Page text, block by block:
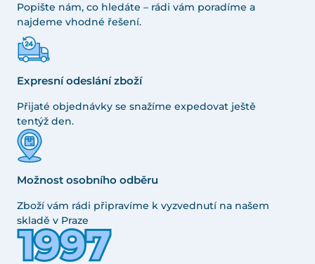
Popište nám, co hledáte – rádi vám poradíme a
najdeme vhodné řešení.
Expresní odeslání zboží
Přijaté objednávky se snažíme expedovat ještě
tentýž den.
Možnost osobního odběru
Zboží vám rádi připravíme k vyzvednutí na našem
skladě v Praze